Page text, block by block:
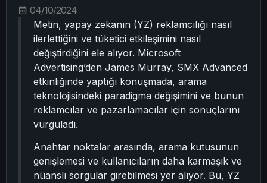
04/10/2024
Metin, yapay zekanın (YZ) reklamcılığı nasıl
ilerlettiğini ve tüketici etkileşimini nasıl
değiştirdiğini ele alıyor. Microsoft
Advertising’den James Murray, SMX Advanced
etkinliğinde yaptığı konuşmada, arama
teknolojisindeki paradigma değişimini ve bunun
reklamcılar ve pazarlamacılar için sonuçlarını
vurguladı.
Anahtar noktalar arasında, arama kutusunun
genişlemesi ve kullanıcıların daha karmaşık ve
nüanslı sorgular girebilmesi yer alıyor. Bu, YZ